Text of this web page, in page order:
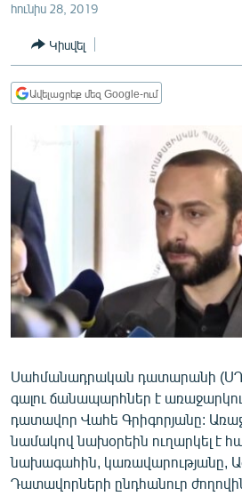
ՏՆՏԵՍՈՒԹՅՈՒՆ
ՂԱՐԱԲԱՂ
ՄԻՋԱԶԳԱՅԻՆ
ՄՇԱԿՈՒՅԹ
ՍՊՈՐՏ
ՄԵԿՆԱԲԱՆՈՒԹՅՈՒՆ
ՏՏ ԵՒ ԻՆՏԵՐՆԵՏ
ԱՐԽԻՎ
ՏԵՍԱՆՅՈՒԹԵՐ
ԲԱՆԱՎԵՃ
ՁԳՏԵԼՈՎ ԼԱՎԱԳՈՒՅՆԻՆ
հունիս 28, 2019
Կիսվել
Ավելացրեք մեզ Google-ում
Սահմանադրական դատարանի
գալու ճանապարհներ է
դատավոր Վահե Գրիգորյանը:
նամակով նախօրեին ուղարկել է
նախագահին, կառավարությանը,
Դատավորների ընդհանուր